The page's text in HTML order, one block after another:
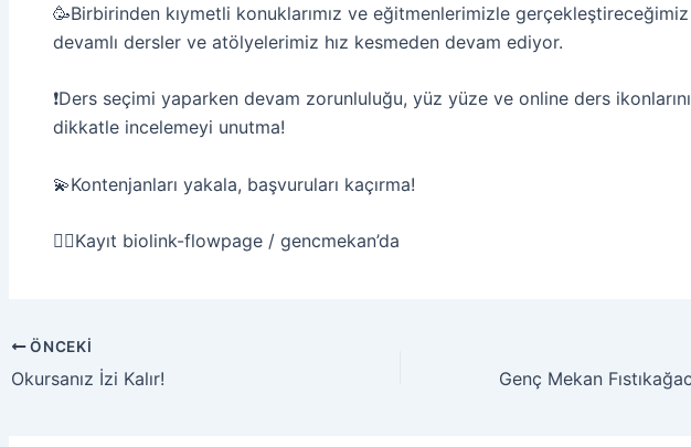
🥳Birbirinden kıymetli konuklarımız ve eğitmenlerimizle gerçekleştireceğimiz
devamlı dersler ve atölyelerimiz hız kesmeden devam ediyor.
❗Ders seçimi yaparken devam zorunluluğu, yüz yüze ve online ders ikonlarını
dikkatle incelemeyi unutma!
💫Kontenjanları yakala, başvuruları kaçırma!
👉🏻Kayıt biolink-flowpage / gencmekan’da
ÖNCEKI
Okursanız İzi Kalır!